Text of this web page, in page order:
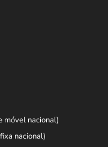
móvel nacional)
nacional)